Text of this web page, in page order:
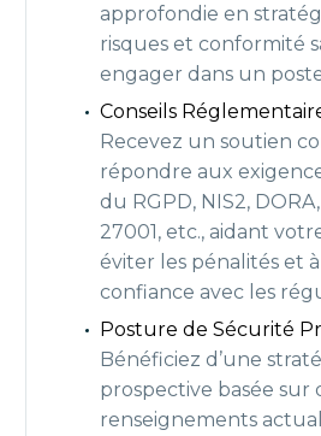
approfondie en
risques et conformité
engager dans un
Conseils
Recevez un soutien
répondre aux
du RGPD, NIS2,
27001, etc., aidant
éviter les pénalités et
confiance avec les
Posture de Sécurité
Bénéficiez d’une
prospective basée sur
renseignements